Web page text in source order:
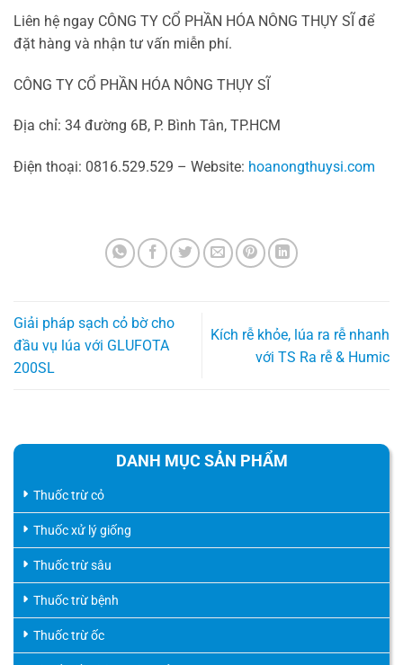
Liên hệ ngay CÔNG TY CỔ PHẦN HÓA NÔNG THỤY SĨ để
đặt hàng và nhận tư vấn miễn phí.
CÔNG TY CỔ PHẦN HÓA NÔNG THỤY SĨ
Địa chỉ: 34 đường 6B, P. Bình Tân, TP.HCM
Điện thoại: 0816.529.529 – Website: hoanongthuysi.com
Giải pháp sạch cỏ bờ cho
đầu vụ lúa với GLUFOTA
200SL
Kích rễ khỏe, lúa ra rễ nhanh
với TS Ra rễ & Humic
DANH MỤC SẢN PHẨM
Thuốc trừ cỏ
Thuốc xử lý giống
Thuốc trừ sâu
Thuốc trừ bệnh
Thuốc trừ ốc